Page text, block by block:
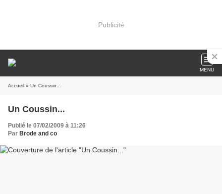
Publicité
MENU
Accueil » Un Coussin...
Un Coussin...
Publié le 07/02/2009 à 11:26
Par Brode and co